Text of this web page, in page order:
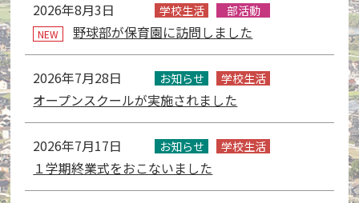
切
り
替
え
て
す。
2026年8月3日 学校生活 部活動
NEW 野球部が保育園に訪問しました
2026年7月28日 お知らせ 学校生活
オープンスクールが実施されました
2026年7月17日 お知らせ 学校生活
１学期終業式をおこないました